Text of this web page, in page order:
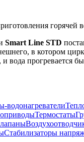
горячей
Smart Line STD
в котором
вода прогревается
водонагреватели
Термостаты
Стабилизаторы